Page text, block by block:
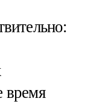
время